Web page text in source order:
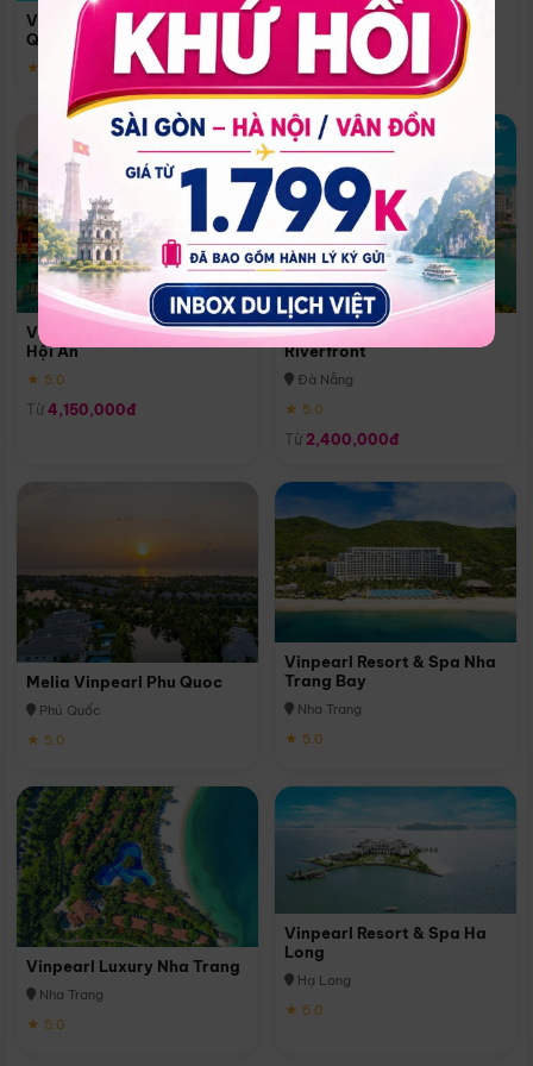
Vinpearl Resort & Spa Phu
Quoc
★ 5.0
Quoc
Phú Quốc
★ 5.0
Vinpearl Resort & Golf Nam
Hội An
★ 5.0
Từ 4,150,000đ
Melia Vinpearl Danang
Riverfront
Đà Nẵng
★ 5.0
Từ 2,400,000đ
Melia Vinpearl Phu Quoc
Phú Quốc
★ 5.0
Vinpearl Resort & Spa Nha
Trang Bay
Nha Trang
★ 5.0
Vinpearl Luxury Nha Trang
Nha Trang
★ 5.0
Vinpearl Resort & Spa Ha
Long
Hạ Long
★ 5.0